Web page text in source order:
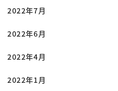
2022年7月
2022年6月
2022年4月
2022年1月